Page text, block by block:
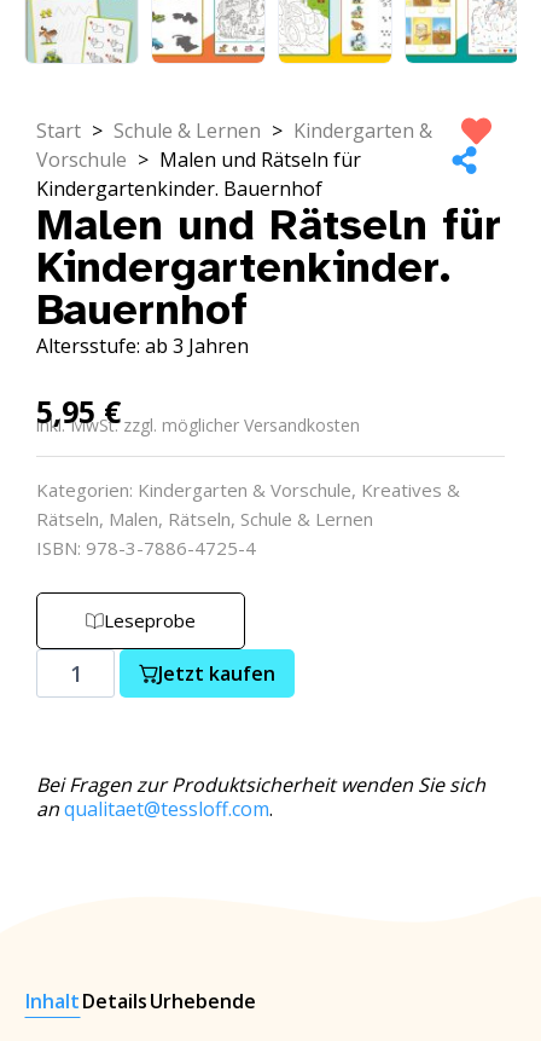
Start > Schule & Lernen > Kindergarten &
Vorschule > Malen und Rätseln für
Kindergartenkinder. Bauernhof
Malen und Rätseln für
Kindergartenkinder.
Bauernhof
Altersstufe: ab 3 Jahren
5,95€
inkl. MwSt. zzgl. möglicher Versandkosten
Kategorien: Kindergarten & Vorschule, Kreatives &
Rätseln, Malen, Rätseln, Schule & Lernen
ISBN: 978-3-7886-4725-4
Leseprobe
Jetzt kaufen
Bei Fragen zur Produktsicherheit wenden Sie sich
anqualitaet@tessloff.com.
InhaltDetailsUrhebende